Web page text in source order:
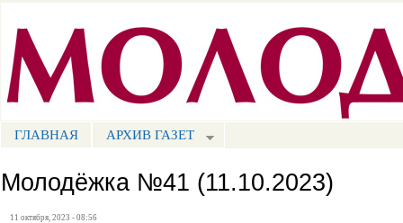
Портал СМИ КБР
МЕНЮ СМ
ГЛАВНАЯ АРХИВ ГАЗЕТ
Молодёжка №41 (11.10.2023)
11 октября, 2023 - 08:56